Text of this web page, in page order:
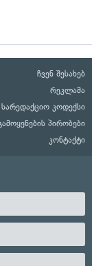
ჩვენ შესახებ
რეკლამა
სარედაქციო კოდექსი
პირობები
კონტაქტი